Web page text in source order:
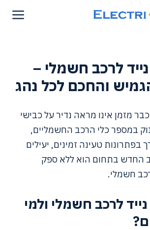
לרכב חשמלי –
והחכם לכל נהג
מזמן אינו מראה נדיר על כבישי
במספר כלי הרכב החשמליים,
בפתרונות טעינה זמינים, יעילים
החדש בתחום הוא ללא ספק
חשמלי.
לרכב חשמלי ולמי